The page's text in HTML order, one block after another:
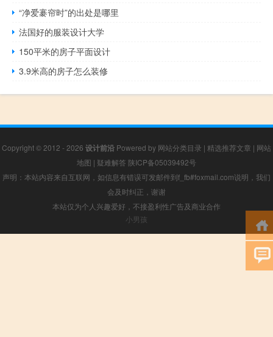
“净爱褰帘时”的出处是哪里
法国好的服装设计大学
150平米的房子平面设计
3.9米高的房子怎么装修
Copyright © 2012 - 2026 设计前沿 Powered by 网站分类目录 | 精选推荐文章 | 网站
地图 | 疑难解答 陕ICP备05039492号
声明：本站内容来自互联网，如信息有错误可发邮件到f_fb#foxmail.com说明，我们
会及时纠正，谢谢
本站仅为个人兴趣爱好，不接盈利性广告及商业合作
小男孩